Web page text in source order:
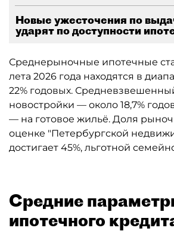
Новые ужесточения по
ударят по доступности
Среднерыночные ипотечные
лета 2026 года находятся в
22% годовых.
новостройки — около 18,7%
— на готовое жильё. Доля
оценке "Петербургской
достигает 45%, льготной
Средние
ипотечного